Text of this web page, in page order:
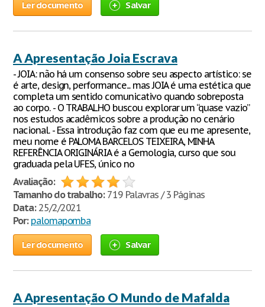
Ler documento Salvar
A Apresentação Joia Escrava
- JOIA: não há um consenso sobre seu aspecto artístico: se
é arte, design, performance... mas JOIA é uma estética que
completa um sentido comunicativo quando sobreposta
ao corpo. - O TRABALHO buscou explorar um “quase vazio”
nos estudos acadêmicos sobre a produção no cenário
nacional. - Essa introdução faz com que eu me apresente,
meu nome é PALOMA BARCELOS TEIXEIRA, MINHA
REFERÊNCIA ORIGINÁRIA é a Gemologia, curso que sou
graduada pela UFES, único no
Avaliação:
Tamanho do trabalho:719 Palavras / 3 Páginas
Data:25/2/2021
Por: palomapomba
Ler documento Salvar
A Apresentação O Mundo de Mafalda